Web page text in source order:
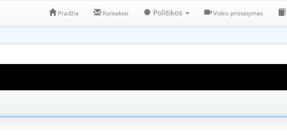
Pradžia Kontaktai Politikos Video pristatymas